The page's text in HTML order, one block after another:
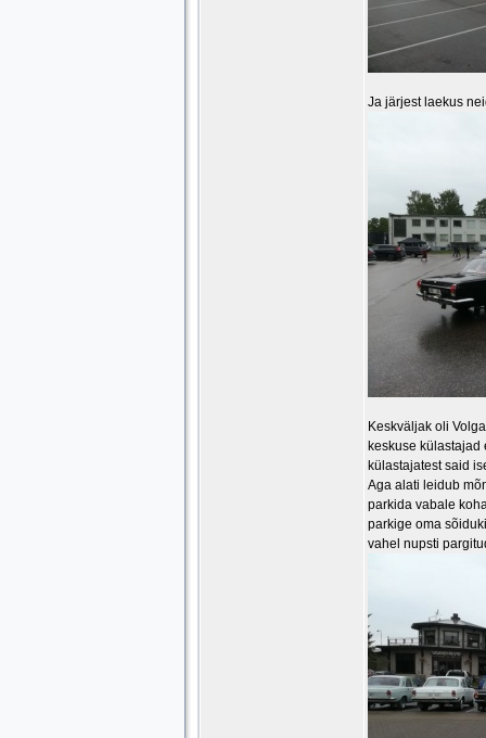
Ja järjest laekus
Keskväljak oli
keskuse
külastajatest said
Aga alati leidub
parkida vabale
parkige oma
vahel nupsti